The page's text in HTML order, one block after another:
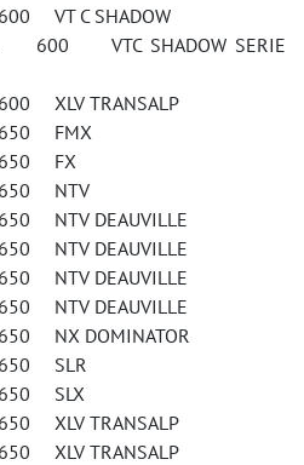
VT C SHADOW
600 VTC SHADOW SERIE
XLV TRANSALP
FMX
650 FX
NTV
NTV DEAUVILLE
NTV DEAUVILLE
NTV DEAUVILLE
NTV DEAUVILLE
NX DOMINATOR
SLR
SLX
XLV TRANSALP
XLV TRANSALP